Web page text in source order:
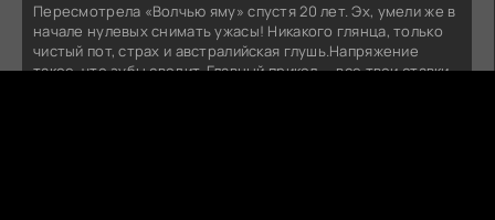
Пересмотрела «Волчью яму» спустя 20 лет. Эх, умели же в
начале нулевых снимать ужасы! Никакого глянца, только
чистый пот, страх и австралийская глушь.Напряжение
такое, что зубы сводит. Главный прикол — все твои ставки